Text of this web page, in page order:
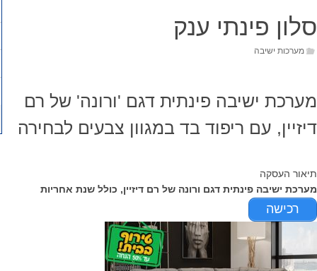
סלון פינתי ענק
מערכות ישיבה
מערכת ישיבה פינתית דגם 'ורונה' של רם
דיזיין, עם ריפוד בד במגוון צבעים לבחירה
תיאור העסקה
מערכת ישיבה פינתית דגם ורונה של רם דיזיין, כולל שנת אחריות
רכישה